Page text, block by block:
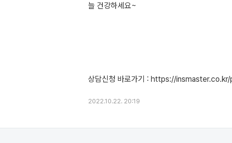
늘 건강하세요~
2022.10.22. 20:19